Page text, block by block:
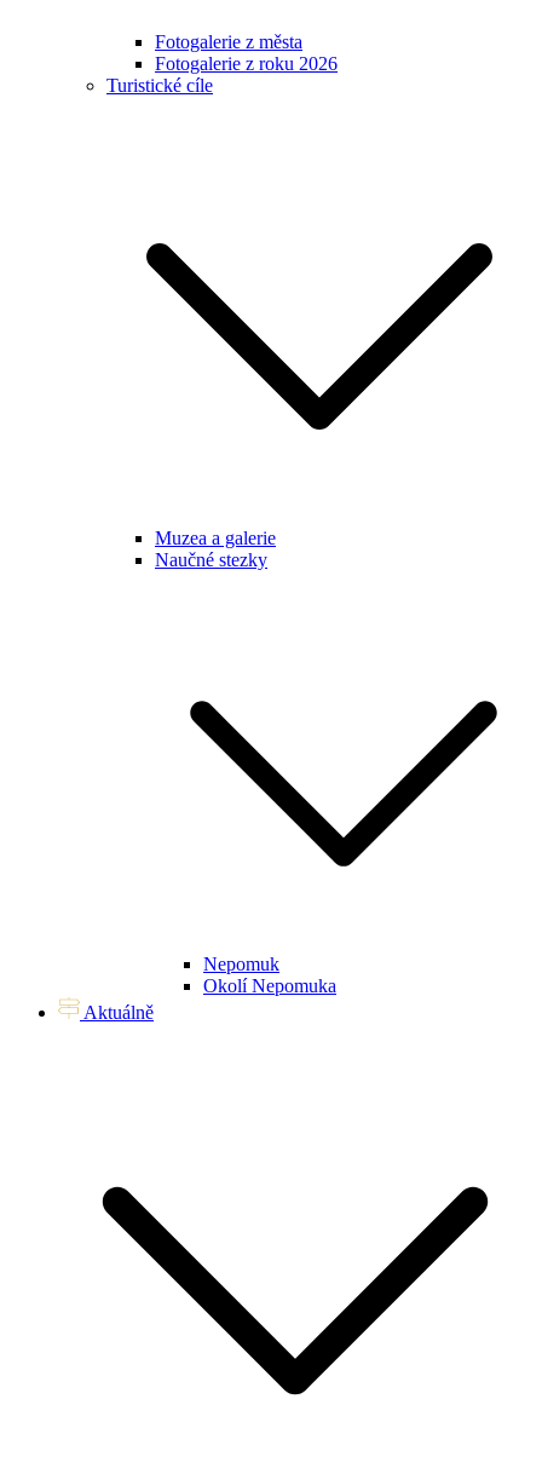
Fotogalerie z města
Fotogalerie z roku 2026
Turistické cíle
Muzea a galerie
Naučné stezky
Nepomuk
Okolí Nepomuka
Aktuálně